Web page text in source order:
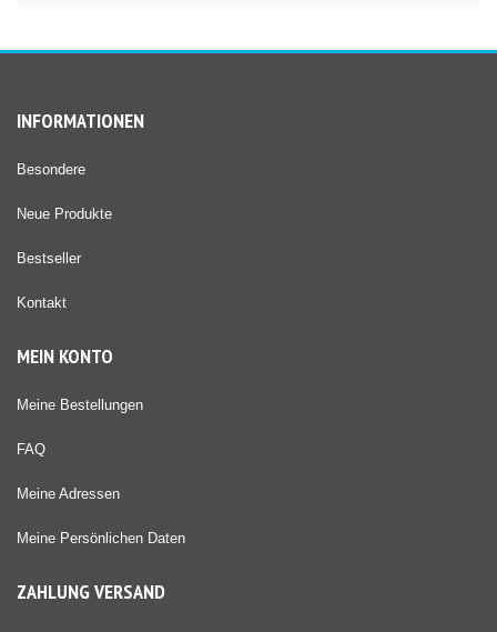
INFORMATIONEN
Besondere
Neue Produkte
Bestseller
Kontakt
MEIN KONTO
Meine Bestellungen
FAQ
Meine Adressen
Meine Persönlichen Daten
ZAHLUNG VERSAND